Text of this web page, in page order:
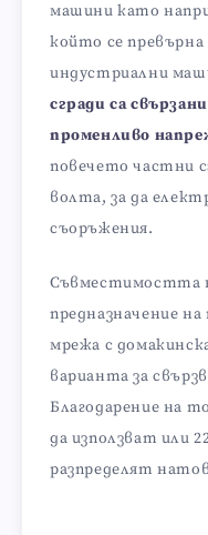
машини като
който се
индустриални
сгради са
променливо
повечето частни
волта, за да
съоръжения.
Съвместимостта
предназначение
мрежа с
варианта за
Благодарение на
да използват или
разпределят